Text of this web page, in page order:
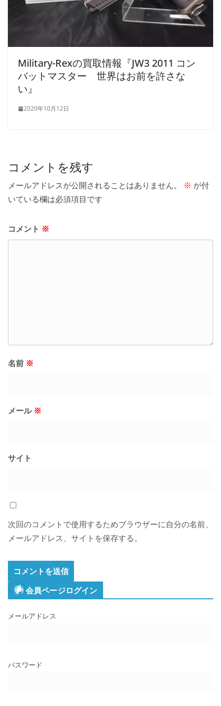
Military-Rexの買取情報『JW3 2011 コン
バットマスター 世界はお前を許さな
い』
2020年10月12日
コメントを残す
メールアドレスが公開されることはありません。 ※ が付
いている欄は必須項目です
コメント ※
名前 ※
メール ※
サイト
次回のコメントで使用するためブラウザーに自分の名前、
メールアドレス、サイトを保存する。
会員ページログイン
メールアドレス
パスワード